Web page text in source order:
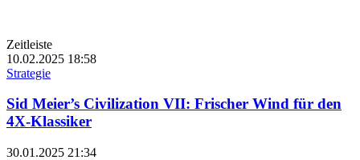
Zeitleiste
10.02.2025 18:58
Strategie
Sid Meier’s Civilization VII: Frischer Wind für den
4X-Klassiker
30.01.2025 21:34